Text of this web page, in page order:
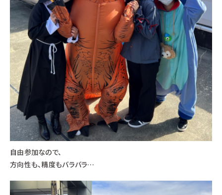
自由参加なので、
方向性も、精度もバラバラ…